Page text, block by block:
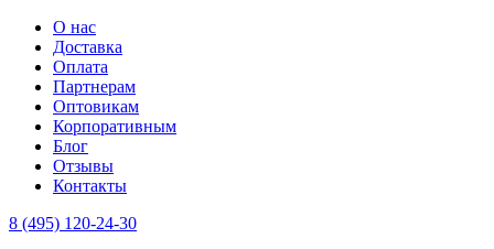
О нас
Доставка
Оплата
Партнерам
Оптовикам
Корпоративным
Блог
Отзывы
Контакты
8 (495) 120-24-30